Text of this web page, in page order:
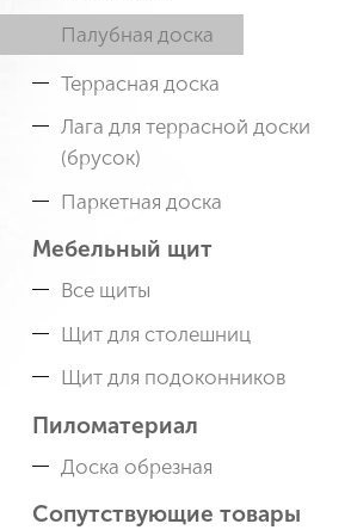
Палубная доска
Террасная доска
Лага для террасной доски
(брусок)
Паркетная доска
Мебельный щит
Все щиты
Щит для столешниц
Щит для подоконников
Пиломатериал
Доска обрезная
Сопутствующие товары